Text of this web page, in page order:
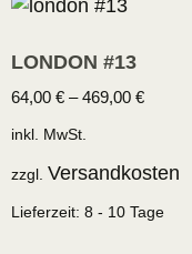
LONDON #13
64,00 € –469,00 €
inkl. MwSt.
zzgl. Versandkosten
Lieferzeit: 8 - 10 Tage